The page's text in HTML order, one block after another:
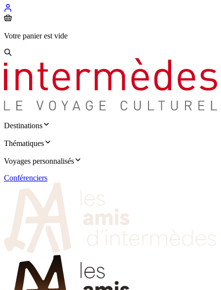
Votre panier est vide
Destinations
Thématiques
Voyages personnalisés
Conférenciers